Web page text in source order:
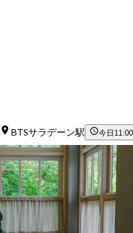
BTSサラデーン駅 今日